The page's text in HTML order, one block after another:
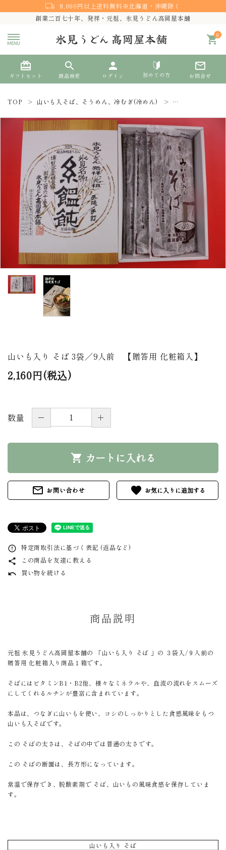
8,000円以上送料無料※北海道・沖縄除く
創業二百七十年、発祥・元祖、氷見うどん高岡屋本舗
0
shopping_cart
card_giftcard
ギフトセット
search
商品検索
person
ログイン 初めての方
mail_outline
お問合せ
熨斗対応
ACCOUNT MENU
ようこそ ゲスト 様
meeting_room ログイン person 新規会員登録
商品から探す
価格から探す
ご利用ガイド
プライバシーポリシー
お問い合わせ
TOP 山いも入そば、そうめん、冷むぎ(冷めん) 山いも入り そば
山いも入り そば 3袋／9人前 【贈答用 化粧箱入】
2,160円(税込)
数量 － ＋
shopping_cart カートに入れる
mail_outline お問い合わせ favorite
error_outline 特定商取引法に基づく表記 (返品など)
share この商品を友達に教える
undo 買い物を続ける
商品説明
元祖 氷見うどん高岡屋本舗の 「山いも入り そば 」の ３袋入/９人前の
贈答用 化粧箱入り商品１箱です。
そばにはビタミンB1・B2他、様々なミネラルや、血流の流れをスムーズ
にしてくれるルチンが豊富に含まれています。
本品は、つなぎに山いもを使い、コシのしっかりとした食感風味をもつ
山いも入そばです。
この そばの太さは、そばの中では普通の太さです。
この そばの断面は、長方形になっています。
常温で保存でき、脱酸素剤で そば、山いもの風味食感を保存していま
す。
山いも入り そば